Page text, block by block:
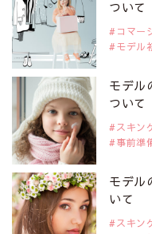
注目モデル 藤井サチさん
2019年9月29日
注目モデルを1名追加いたし
是非ご覧ください。
大注目のモデル10人
2019年9月29日
注目モデルを1名追加いたし
是非ご覧ください。
注目のアジア系モデル
ついて
コマー
モデル
モデル
ついて
スキン
事前準
モデル
いて
スキン